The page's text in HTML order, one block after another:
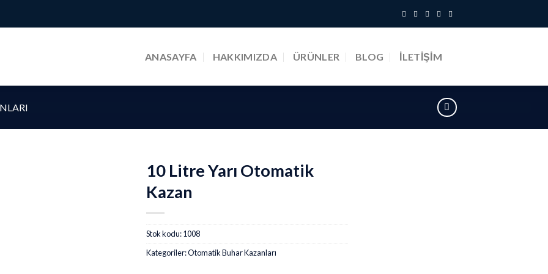
ANASAYFA HAKKIMIZDA ÜRÜNLER BLOG İLETIŞIM
10 Litre Yarı Otomatik
Kazan
Stok kodu:1008
Kategoriler:Otomatik Buhar Kazanları